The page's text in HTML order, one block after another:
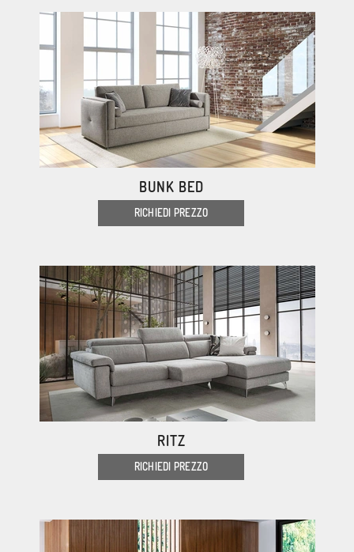
BUNK BED
RICHIEDI PREZZO
RITZ
RICHIEDI PREZZO